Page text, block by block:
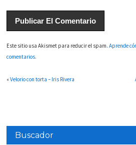
Este sitio usa Akismet para reducir el spam.Aprende
comentarios.
«Velorio con torta – Iris Rivera
Buscador